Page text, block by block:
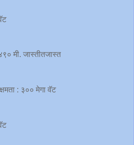
मी. जास्तीतजास्त
: ३०० मेगा वॅट